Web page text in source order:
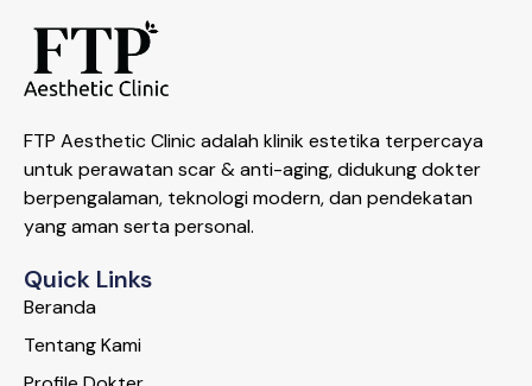
FTP Aesthetic Clinic adalah klinik estetika terpercaya
untuk perawatan scar & anti-aging, didukung dokter
berpengalaman, teknologi modern, dan pendekatan
yang aman serta personal.
Quick Links
Beranda
Tentang Kami